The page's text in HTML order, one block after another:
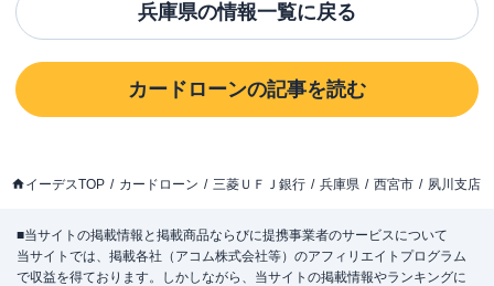
兵庫県の情報一覧に戻る
カードローンの記事を読む
イーデスTOP カードローン 三菱ＵＦＪ銀行 兵庫県 西宮市 夙川支店
■当サイトの掲載情報と掲載商品ならびに提携事業者のサービスについて
当サイトでは、掲載各社（アコム株式会社等）のアフィリエイトプログラム
で収益を得ております。しかしながら、当サイトの掲載情報やランキングに